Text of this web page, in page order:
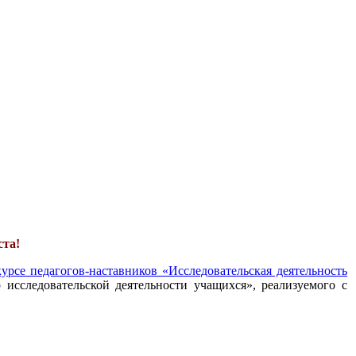
педагогов-наставников «Исследовательская деятельность
деятельности учащихся», реализуемого с